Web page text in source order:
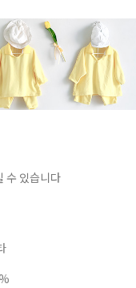
수 있습니다